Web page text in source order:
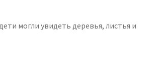
могли увидеть деревья, листья и